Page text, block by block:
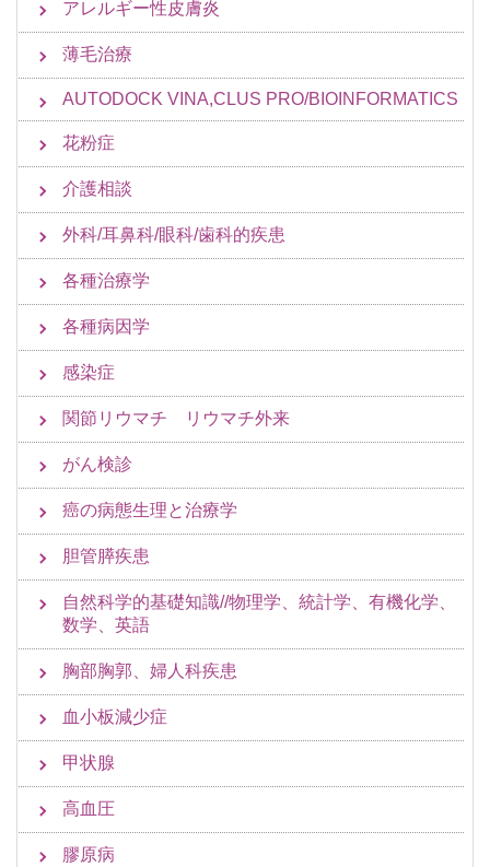
アレルギー性皮膚炎
薄毛治療
AUTODOCK VINA,CLUS PRO/BIOINFORMATICS
花粉症
介護相談
外科/耳鼻科/眼科/歯科的疾患
各種治療学
各種病因学
感染症
関節リウマチ リウマチ外来
がん検診
癌の病態生理と治療学
胆管膵疾患
自然科学的基礎知識//物理学、統計学、有機化学、
数学、英語
胸部胸郭、婦人科疾患
血小板減少症
甲状腺
高血圧
膠原病